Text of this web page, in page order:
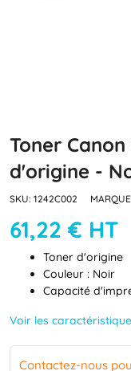
Toner
d'origine -
SKU: 1242C002
61,22 € HT
Toner d'origine
Couleur : Noir
Capacité
Voir les
Contactez-nous